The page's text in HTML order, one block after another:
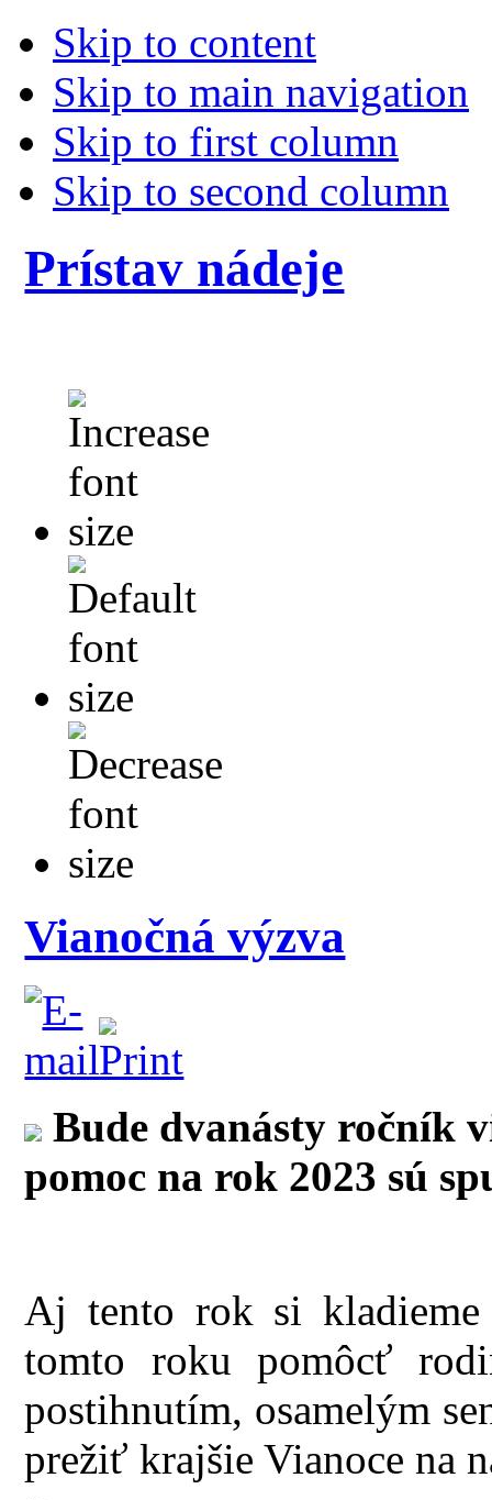
Skip to content
Skip to main navigation
Skip to first column
Skip to second column
Prístav nádeje
Vianočná výzva
Bude dvanásty ročník
pomoc na rok 2023 sú
Aj tento rok si
tomto roku pomôcť
postihnutím, osamelým
prežiť krajšie Vianoce na